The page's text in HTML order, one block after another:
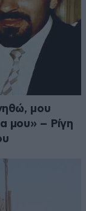
μου
μου» – Ρίγη